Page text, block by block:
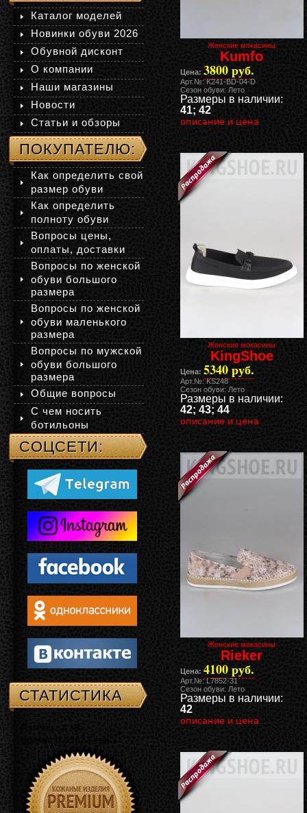
Женские мокасины
Kumfo
Цена: 3800 руб.
Арт.№: K241-BD-04-D
Сезон обуви: Лето
Размеры в наличии:
41; 42
описание и цена
Женские мокасины
KingShoe
Цена: 5340 руб.
Арт.№: KS248
Сезон обуви: Лето
Размеры в наличии:
42; 43; 44
описание и цена
Женские мокасины
Rieker
Цена: 4100 руб.
Арт.№: L7852-31
Сезон обуви: Лето
Размеры в наличии:
42
описание и цена
Каталог моделей
Новинки обуви 2026
Обувной дисконт
О компании
Наши магазины
Новости
Статьи и обзоры
ПОКУПАТЕЛЮ:
Как определить свой
размер обуви
Как определить
полноту обуви
Вопросы цены,
оплаты, доставки
Вопросы по женской
обуви большого
размера
Вопросы по женской
обуви маленького
размера
Вопросы по мужской
обуви большого
размера
Общие вопросы
С чем носить
ботильоны
СОЦСЕТИ:
СТАТИСТИКА
Память: 4 Mb
Время: 0.03623 сек.